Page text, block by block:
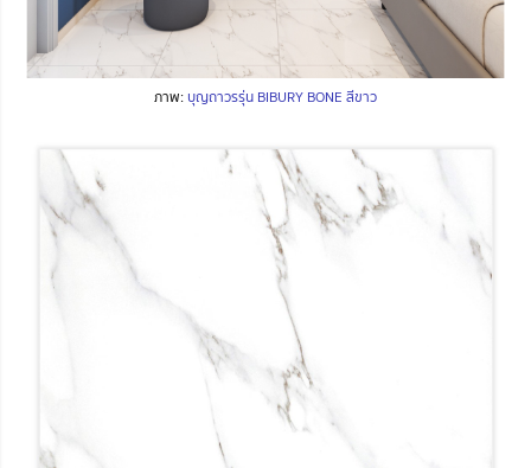
ภาพ: บุญถาวรรุ่น BIBURY BONE สีขาว